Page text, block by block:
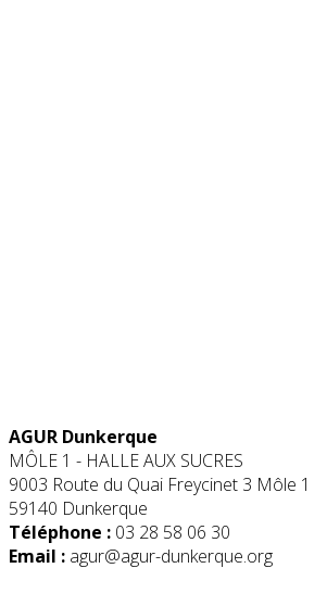
AGUR Dunkerque
MÔLE 1 - HALLE AUX SUCRES
9003 Route du Quai Freycinet 3 Môle 1
59140 Dunkerque
Téléphone : 03 28 58 06 30
Email : agur@agur-dunkerque.org